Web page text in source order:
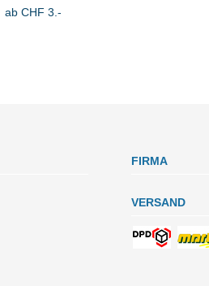
ab CHF 3.-
FIRMA
VERSAND